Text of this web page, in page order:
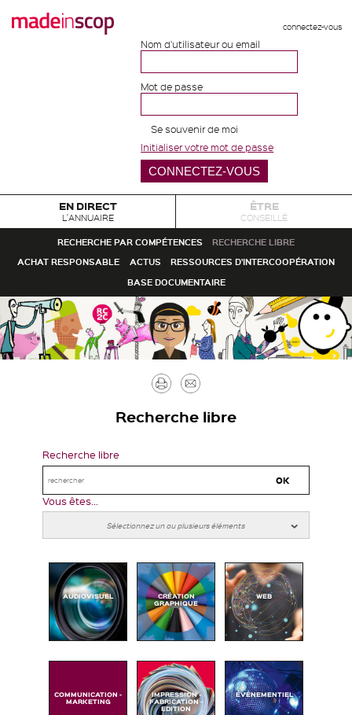
connectez-vous
Nom d'utilisateur ou email
Mot de passe
Se souvenir de moi
Initialiser votre mot de passe
EN DIRECT
L'ANNUAIRE
ÊTRE
CONSEILLÉ
RECHERCHE PAR COMPÉTENCES
RECHERCHE LIBRE
ACHAT RESPONSABLE
ACTUS
RESSOURCES D'INTERCOOPÉRATION
BASE DOCUMENTAIRE
Imprimer
Recherche libre
Recherche libre
Vous êtes...
AUDIOVISUEL CRÉATION
GRAPHIQUE
WEB
COMMUNICATION -
MARKETING
IMPRESSION -
FABRICATION -
EDITION
ÉVÉNEMENTIEL